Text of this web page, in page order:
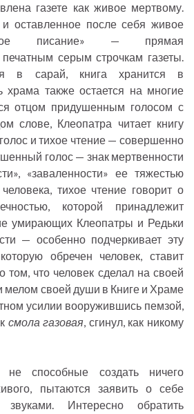
газете как живое мертвому.
оставленное после себя живое
писание» — прямая
серым строчкам газеты.
в сарай, книга хранится в
храма также остается на многие
отцом придушенным голосом с
слове, Клеопатра читает книгу
и тихое чтение — совершенно
голос — знак мертвенности
«заваленности» ее тяжестью
тихое чтение говорит о
которой принадлежит
умирающих Клеопатры и Редьки
— особенно подчеркивает эту
обречен человек, ставит
что человек сделал на своей
мелом своей души в Книге и Храме
усилии вооружившись пемзой,
смола газовая, сгинул, как никому
способные создать ничего
пытаются заявить о себе
Интересно обратить